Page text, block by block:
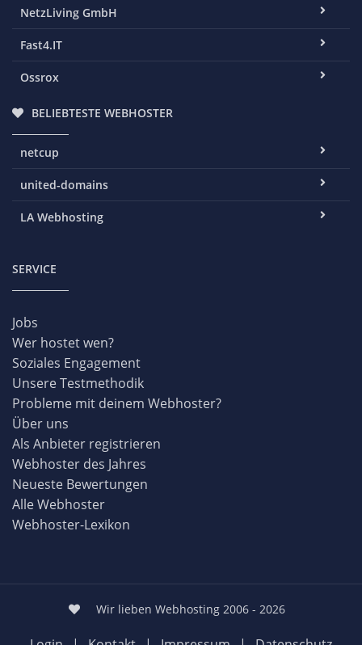
NetzLiving GmbH
Fast4.IT
Ossrox
BELIEBTESTE WEBHOSTER
netcup
united-domains
LA Webhosting
SERVICE
Jobs
Wer hostet wen?
Soziales Engagement
Unsere Testmethodik
Probleme mit deinem Webhoster?
Über uns
Als Anbieter registrieren
Webhoster des Jahres
Neueste Bewertungen
Alle Webhoster
Webhoster-Lexikon
Wir lieben Webhosting 2006 - 2026